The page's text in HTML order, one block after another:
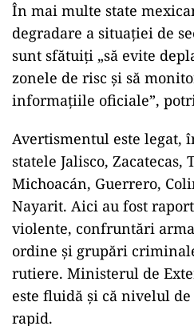
În mai multe state
degradare a situației de
sunt sfătuiți „să evite
zonele de risc și să
informațiile oficiale”,
Avertismentul este legat,
statele Jalisco, Zacatecas,
Michoacán, Guerrero,
Nayarit. Aici au fost
violente, confruntări
ordine și grupări
rutiere. Ministerul de
este fluidă și că nivelul de
rapid.